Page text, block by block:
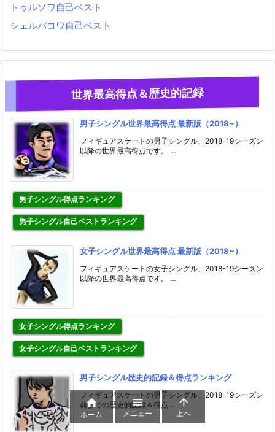
トゥルソワ自己ベスト
シェルバコワ自己ベスト
世界最高得点＆歴史的記録
男子シングル世界最高得点 最新版（2018~）
フィギュアスケートの男子シングル、2018-19シーズン
以降の世界最高得点です。 …
男子シングル得点ランキング
男子シングル自己ベストランキング
女子シングル世界最高得点 最新版（2018~）
フィギュアスケートの女子シングル、2018-19シーズン
以降の世界最高得点です。 …
女子シングル得点ランキング
女子シングル自己ベストランキング
男子シングル歴史的記録＆得点ランキング
フィギュアスケートの男子シングル、2018-19シーズン
前までの歴史的記録＆得点…

ホーム

メニュー

上へ